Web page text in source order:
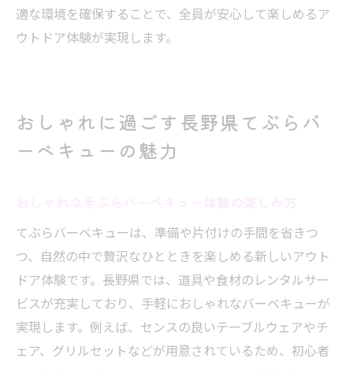
適な環境を確保することで、全員が安心して楽しめるア
ウトドア体験が実現します。
おしゃれに過ごす長野県てぶらバ
ーベキューの魅力
てぶらバーベキューは、準備や片付けの手間を省きつ
つ、自然の中で贅沢なひとときを楽しめる新しいアウト
ドア体験です。長野県では、道具や食材のレンタルサー
ビスが充実しており、手軽におしゃれなバーベキューが
実現します。例えば、センスの良いテーブルウェアやチ
ェア、グリルセットなどが用意されているため、初心者